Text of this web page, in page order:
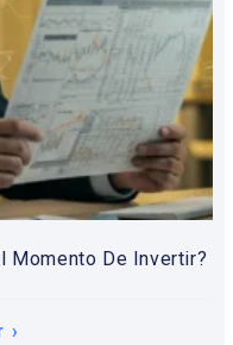
Momento De Invertir?